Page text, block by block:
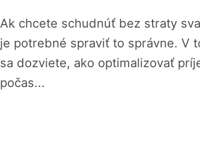
Ak chcete schudnúť bez straty
je potrebné spraviť to správne. V
sa dozviete, ako optimalizovať
počas...